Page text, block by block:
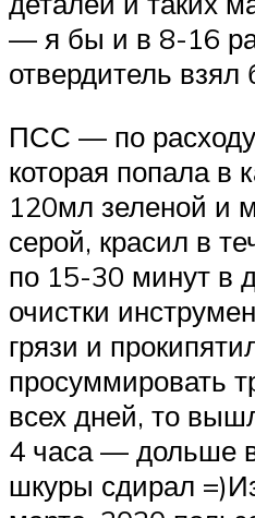
— я бы и в 8-16
отвердитель взял
ПСС — по
которая попала в
120мл зеленой и
серой, красил в
по 15-30 минут в
очистки
грязи и
просуммировать
всех дней, то
4 часа — дольше
шкуры сдирал